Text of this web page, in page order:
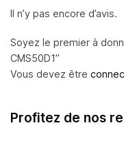
Il n’y pas encore d’avis.
Soyez le premier à
CMS50D1”
Vous devez être
Profitez de nos